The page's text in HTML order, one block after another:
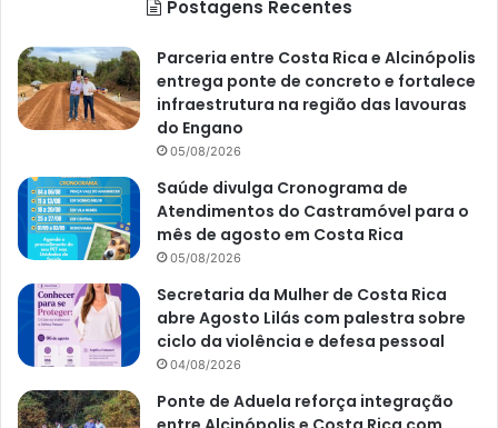
Postagens Recentes
Parceria entre Costa Rica e Alcinópolis
entrega ponte de concreto e fortalece
infraestrutura na região das lavouras
do Engano
05/08/2026
Saúde divulga Cronograma de
Atendimentos do Castramóvel para o
mês de agosto em Costa Rica
05/08/2026
Secretaria da Mulher de Costa Rica
abre Agosto Lilás com palestra sobre
ciclo da violência e defesa pessoal
04/08/2026
Ponte de Aduela reforça integração